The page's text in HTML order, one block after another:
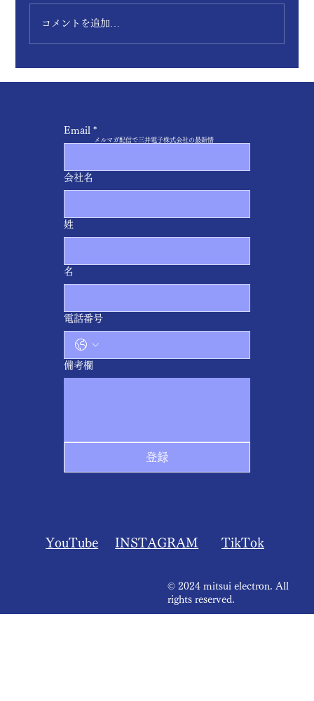
コメントを追加…
​メルマガ配信で三井電子株式会社の最新情
Email *
会社名
姓
名
電話番号
備考欄
登録
​YouTube INSTAGRAM ​TikTok
© 2024 mitsui electron. All
rights reserved.